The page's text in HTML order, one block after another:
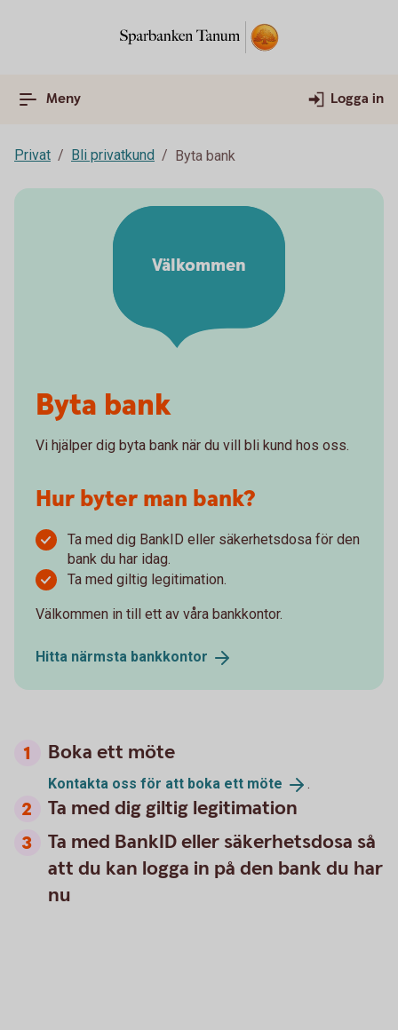
Meny Logga in
Privat Bli privatkund Byta bank
Byta bank
Vi hjälper dig byta bank när du vill bli kund hos oss.
Hur byter man bank?
Ta med dig BankID eller säkerhetsdosa för den
bank du har idag.
Ta med giltig legitimation.
Välkommen in till ett av våra bankkontor.
Hitta närmsta bankkontor
Välkommen
Boka ett möte
Kontakta oss för att boka ett möte .
Ta med dig giltig legitimation
Ta med BankID eller säkerhetsdosa så
att du kan logga in på den bank du har
nu